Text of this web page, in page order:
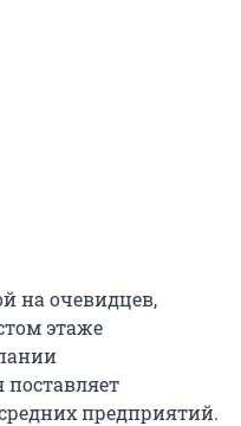
на очевидцев,
этаже
поставляет
предприятий.